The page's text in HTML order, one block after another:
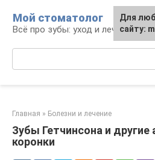
контенту
Мой стоматолог
Всё про зубы: уход и лечение
Главная » Болезни и лечение
Зубы Гетчинсона и
коронки
Для
сайту: